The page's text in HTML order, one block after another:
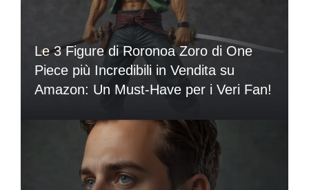
Le 3 Figure di Roronoa Zoro di One
Piece più Incredibili in Vendita su
Amazon: Un Must-Have per i Veri Fan!